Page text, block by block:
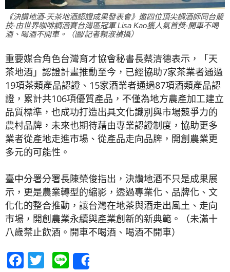
《決讚地酒-天茶地酒認證成果發表會》邀四位頂尖調酒師同台競
技-由世界咖啡調酒賽台灣區冠軍 Lisa Kao獲人氣首獎-開車不喝
酒、喝酒不開車。（圖/記者賴淑禎攝）
重要媒合角色台灣育才協會秘書長蔡清德表示，「天
茶地酒」認證計畫推動至今，已經協助7家茶業者通過
19項茶類產品認證、15家酒業者通過87項酒類產品認
證，累計共106項優質產品，不僅為地方農產加工建立
品質標準，也成功打造出具文化識別與市場競爭力的
農村品牌，未來也期待藉由專業認證制度，協助更多
業者從產地走進市場、從產品走向品牌，開創農業更
多元的可能性。
臺中分署分署長陳榮俊指出，決讚地酒不只是成果展
示，更是農業轉型的縮影，透過專業化、品牌化、文
化化的整合推動，讓台灣在地茶與酒走出風土、走向
市場，開創農業永續與產業創新的新典範。（未滿十
八歲禁止飲酒。開車不喝酒、喝酒不開車）
Facebook
Twitter
Line